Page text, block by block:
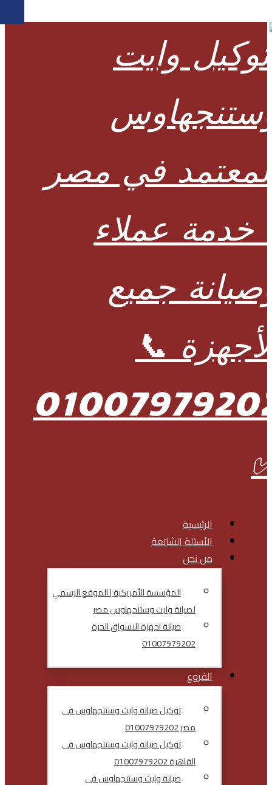
الرئيسية
الأسئلة الشائعة
من نحن
المؤسسة الأمريكية | الموقع الرسمي
لصيانة وايت وستنجهاوس مصر
صيانة اجهزة الاسواق الحرة
01007979202
الفروع
توكيل صيانة وايت وستنجهاوس فى
مصر 01007979202
توكيل صيانة وايت وستنجهاوس فى
القاهرة 01007979202
صيانة وايت وستنجهاوس فى